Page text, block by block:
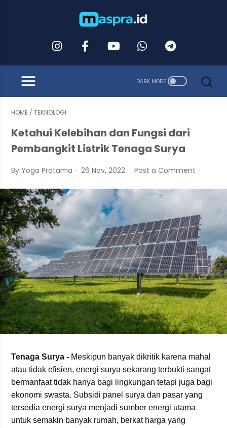
HOME / TEKNOLOGI
Ketahui Kelebihan dan Fungsi dari
Pembangkit Listrik Tenaga Surya
By Yoga Pratama 26 Nov, 2022 Post a Comment
Tenaga Surya - Meskipun banyak dikritik karena mahal
atau tidak efisien, energi surya sekarang terbukti sangat
bermanfaat tidak hanya bagi lingkungan tetapi juga bagi
ekonomi swasta. Subsidi panel surya dan pasar yang
tersedia energi surya menjadi sumber energi utama
untuk semakin banyak rumah, berkat harga yang